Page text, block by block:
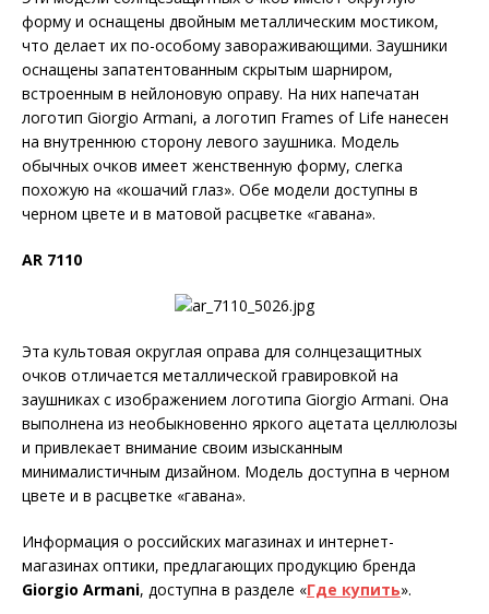
форму и оснащены двойным металлическим мостиком,
что делает их по-особому завораживающими. Заушники
оснащены запатентованным скрытым шарниром,
встроенным в нейлоновую оправу. На них напечатан
логотип Giorgio Armani, а логотип Frames of Life нанесен
на внутреннюю сторону левого заушника. Модель
обычных очков имеет женственную форму, слегка
похожую на «кошачий глаз». Обе модели доступны в
черном цвете и в матовой расцветке «гавана».
AR 7110
Эта культовая округлая оправа для солнцезащитных
очков отличается металлической гравировкой на
заушниках с изображением логотипа Giorgio Armani. Она
выполнена из необыкновенно яркого ацетата целлюлозы
и привлекает внимание своим изысканным
минималистичным дизайном. Модель доступна в черном
цвете и в расцветке «гавана».
Информация о российских магазинах и интернет-
магазинах оптики, предлагающих продукцию бренда
Giorgio Armani, доступна в разделе «Где купить».